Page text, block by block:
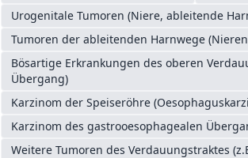
Urogenitale Tumoren (Niere, ableitende
Tumoren der ableitenden Harnwege
Bösartige Erkrankungen des oberen
Übergang)
Karzinom der Speiseröhre
Karzinom des gastrooesophagealen
Weitere Tumoren des Verdauungstraktes